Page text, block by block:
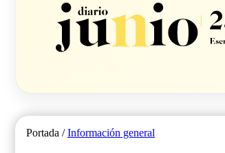
Portada /Información general